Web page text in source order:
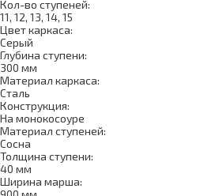
Кол-во ступеней:
11, 12, 13, 14, 15
Цвет каркаса:
Серый
Глубина ступени:
300 мм
Материал каркаса:
Сталь
Конструкция:
На монокосоуре
Материал ступеней:
Сосна
Толщина ступени:
40 мм
Ширина марша: